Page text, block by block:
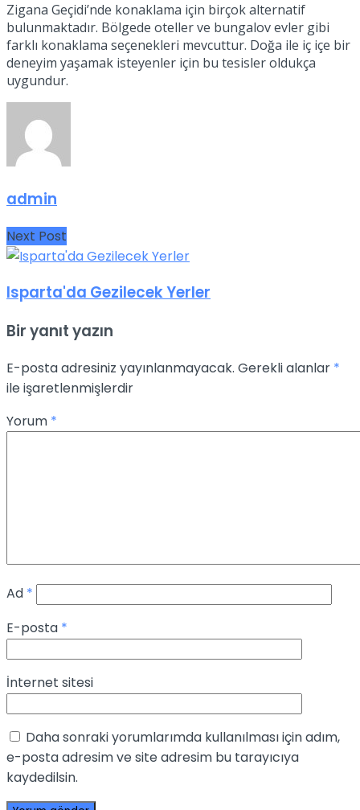
Zigana Geçidi’nde konaklama için birçok alternatif
bulunmaktadır. Bölgede oteller ve bungalov evler gibi
farklı konaklama seçenekleri mevcuttur. Doğa ile iç içe bir
deneyim yaşamak isteyenler için bu tesisler oldukça
uygundur.
admin
Next Post
Isparta'da Gezilecek Yerler
Bir yanıt yazın
E-posta adresiniz yayınlanmayacak. Gerekli alanlar *
ile işaretlenmişlerdir
Yorum *
Ad *
E-posta *
İnternet sitesi
Daha sonraki yorumlarımda kullanılması için adım,
e-posta adresim ve site adresim bu tarayıcıya
kaydedilsin.